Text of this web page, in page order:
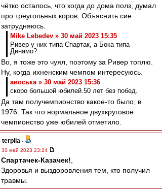
чётко осталось, что когда до дома полз, думал
про треугольных коров. Объяснить сие
затрудняюсь.
Mike Lebedev » 30 май 2023 15:35
Ривер у них типа Спартак, а Бока типа
Динамо?
Во, я тоже это чуял, поэтому за Ривер топлю.
Ну, когда ихненским чемпом интересуюсь.
авоська » 30 май 2023 15:36
скоро большой юбилей.50 лет без побед.
Да там получемпионство какое-то было, в
1976. Так что нормальное двухкруговое
чемпионство уже юбилей отметило.
terpila -
30 май 2023 23:24
Спартачек-Казачек!
Здоровья и выздоровления тем, кто получил
травмы.